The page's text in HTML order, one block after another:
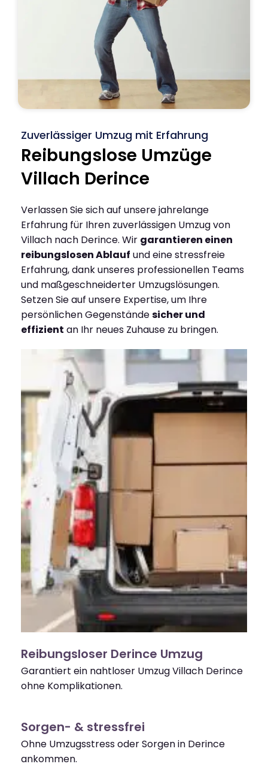
Zuverlässiger Umzug mit Erfahrung
Reibungslose Umzüge
Villach Derince
Verlassen Sie sich auf unsere jahrelange
Erfahrung für Ihren zuverlässigen Umzug von
Villach nach Derince. Wir garantieren einen
reibungslosen Ablauf und eine stressfreie
Erfahrung, dank unseres professionellen Teams
und maßgeschneiderter Umzugslösungen.
Setzen Sie auf unsere Expertise, um Ihre
persönlichen Gegenständesicher und
effizient an Ihr neues Zuhause zu bringen.
Reibungsloser Derince Umzug
Garantiert ein nahtloser Umzug Villach Derince
ohne Komplikationen.
Sorgen- & stressfrei
Ohne Umzugsstress oder Sorgen in Derince
ankommen.